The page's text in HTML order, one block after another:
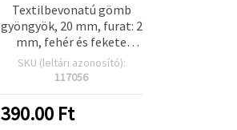
Textilbevonatú gömb
gyöngyök, 20 mm, furat: 2
mm, fehér és fekete
(vegyes), 5 db
SKU (leltári azonosító):
117056
390.00Ft